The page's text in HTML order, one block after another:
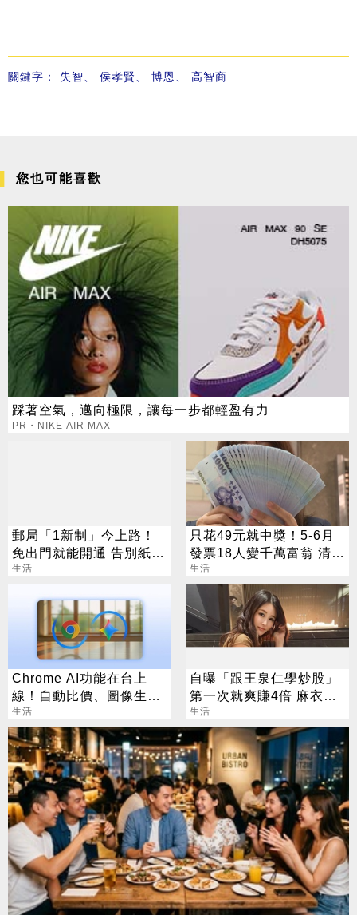
關鍵字： 失智 侯孝賢 博恩 高智商
您也可能喜歡
踩著空氣，邁向極限，讓每一步都輕盈有力
PR・NIKE AIR MAX
郵局「1新制」今上路！
免出門就能開通 告別紙本
不用跑臨櫃
生活
只花49元就中獎！5-6月
發票18人變千萬富翁 清冊
下午公布
生活
Chrome AI功能在台上
線！自動比價、圖像生成
化身最強助理
生活
自曝「跟王泉仁學炒股」
第一次就爽賺4倍 麻衣：
感謝指導
生活